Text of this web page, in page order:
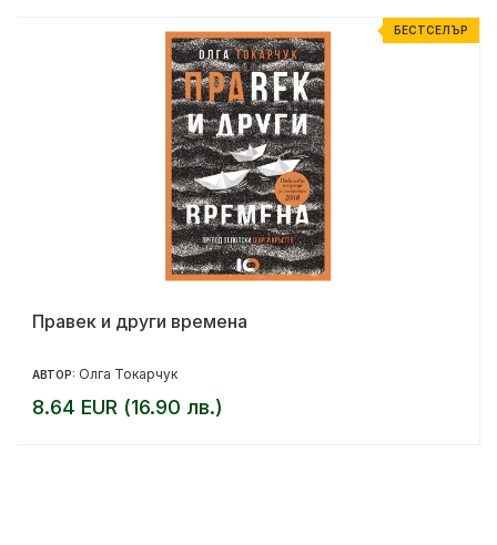
БЕСТСЕЛЪР
Правек и други времена
АВТОР: Олга Токарчук
8.64 EUR (16.90 лв.)